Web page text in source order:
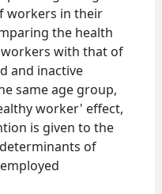
workers in their
the health
with that of
and inactive
same age group,
worker' effect,
is given to the
of